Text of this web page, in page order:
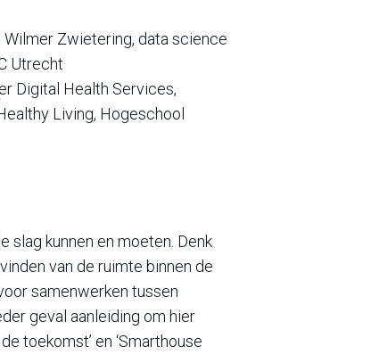
Zwietering, data science
Utrecht
Digital Health Services,
Living, Hogeschool
kunnen en moeten. Denk
van de ruimte binnen de
samenwerken tussen
geval aanleiding om hier
toekomst’ en ‘Smarthouse